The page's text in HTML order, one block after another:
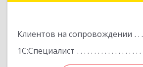
Клиентов на сопровождении
1С:Специалист